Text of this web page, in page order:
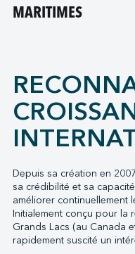
MARITIMES
Depuis sa création en
sa crédibilité et sa
améliorer continuellement
Initialement conçu pour la
Grands Lacs (au Canada
rapidement suscité un